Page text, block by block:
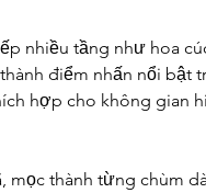
nhiều tầng như hoa
điểm nhấn nổi bật
hợp cho không gian
mọc thành từng chùm